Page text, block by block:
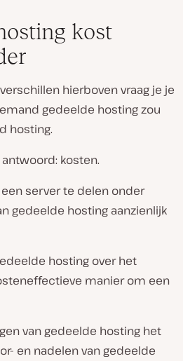
kost
hierboven vraag je je
gedeelde hosting zou
hosting.
kosten.
server te delen onder
gedeelde hosting aanzienlijk
hosting over het
manier om een
van gedeelde hosting het
en nadelen van gedeelde